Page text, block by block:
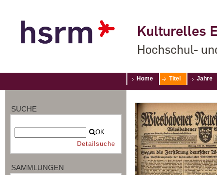
Kulturelles
Hochschul-
Home Titel Jahre
SUCHE
OK
Detailsuche
SAMMLUNGEN